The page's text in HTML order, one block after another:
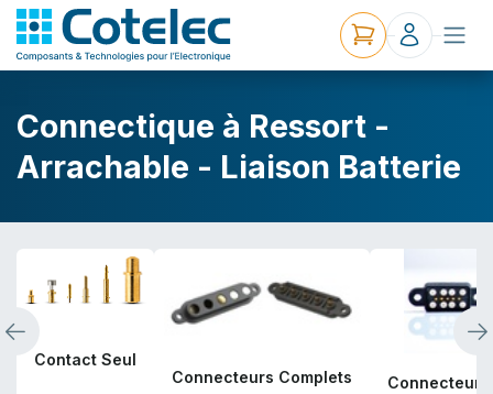
Connectique à Ressort -
Arrachable - Liaison Batterie
Contact Seul
Connecteurs Complets